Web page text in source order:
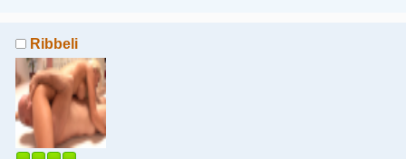
Ribbeli